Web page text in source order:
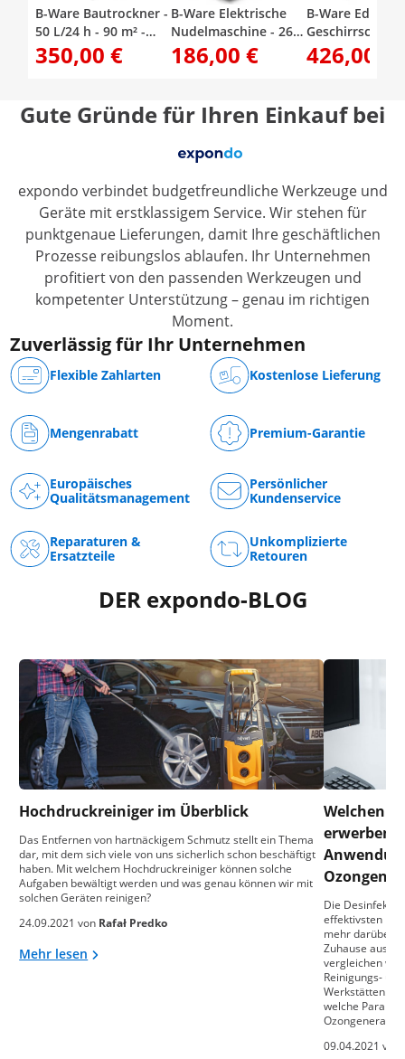
B-Ware Bautrockner -
50 L/24 h - 90 m² -
5,69 L
350,00 €
B-Ware Elektrische
Nudelmaschine - 26
cm - 1 bis 14 mm mm
Teigstärke - Royal
186,00 €
B-Ware
x 70 x 180 cm -
Catering
426,00 €
Gute Gründe für Ihren Einkauf bei
expondo verbindet budgetfreundliche Werkzeuge und
Geräte mit erstklassigem Service. Wir stehen für
punktgenaue Lieferungen, damit Ihre geschäftlichen
Prozesse reibungslos ablaufen. Ihr Unternehmen
profitiert von den passenden Werkzeugen und
kompetenter Unterstützung – genau im richtigen
Moment.
Zuverlässig für Ihr Unternehmen
Flexible Zahlarten Kostenlose Lieferung
Mengenrabatt Premium-Garantie
Europäisches
Qualitätsmanagement
Persönlicher
Kundenservice
Reparaturen &
Ersatzteile
Unkomplizierte
Retouren
DER expondo-BLOG
Hochdruckreiniger im Überblick
Das Entfernen von hartnäckigem Schmutz stellt ein Thema
dar, mit dem sich viele von uns sicherlich schon beschäftigt
haben. Mit welchem Hochdruckreiniger können solche
Aufgaben bewältigt werden und was genau können wir mit
solchen Geräten reinigen?
24.09.2021 von Rafał Predko
Mehr lesen
Welchen
erwerben?
Die
effektivsten
mehr darüber,
Zuhause
vergleichen wir
Reinigungs-
Werkstätten.
welche
09.04.2021 von